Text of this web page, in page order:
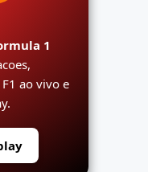
1
ao vivo e